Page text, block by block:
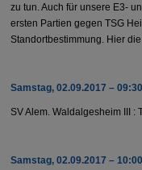
zu tun. Auch für unsere E3-
ersten Partien gegen TSG
Standortbestimmung. Hier
Samstag, 02.09.2017 –
SV Alem. Waldalgesheim III :
Samstag, 02.09.2017 –